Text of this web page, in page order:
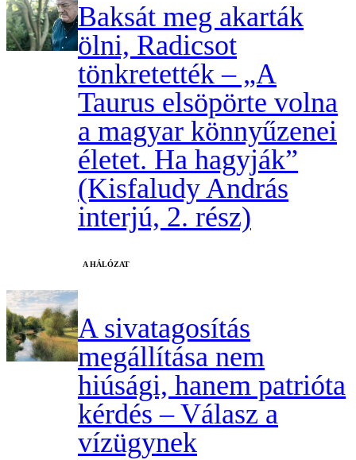
Baksát meg akarták
ölni, Radicsot
tönkretették – „A
Taurus elsöpörte volna
a magyar könnyűzenei
életet. Ha hagyják”
(Kisfaludy András
interjú, 2. rész)
A HÁLÓZAT
A sivatagosítás
megállítása nem
hiúsági, hanem patrióta
kérdés – Válasz a
vízügynek